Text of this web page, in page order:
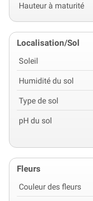
Hauteur à maturité
Localisation/Sol
Soleil
Humidité du sol
Type de sol
pH du sol
Fleurs
Couleur des fleurs